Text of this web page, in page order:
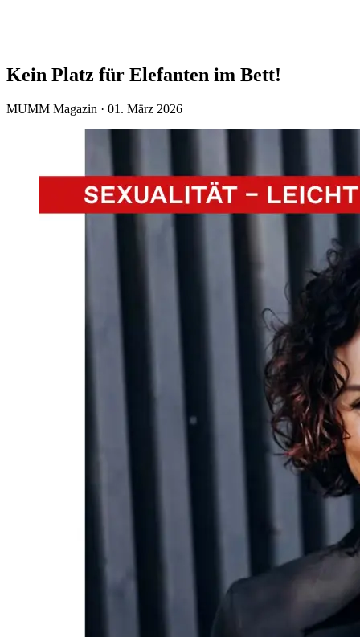
Kein Platz für Elefanten im Bett!
MUMM Magazin · 01. März 2026